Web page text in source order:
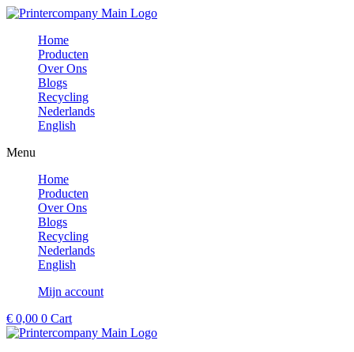
Ga
inhoud
Home
Producten
Over Ons
Blogs
Recycling
Nederlands
English
Menu
Home
Producten
Over Ons
Blogs
Recycling
Nederlands
English
Mijn account
€ 0,00 0 Cart